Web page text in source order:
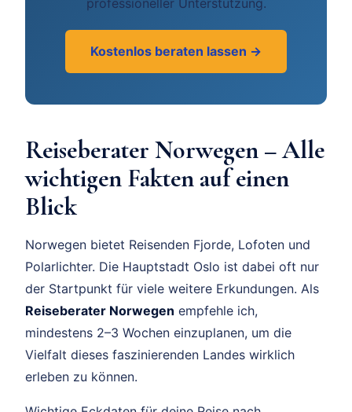
Kostenlos beraten lassen →
Reiseberater Norwegen – Alle
wichtigen Fakten auf einen
Blick
Norwegen bietet Reisenden Fjorde, Lofoten und
Polarlichter. Die Hauptstadt Oslo ist dabei oft nur
der Startpunkt für viele weitere Erkundungen. Als
Reiseberater Norwegen empfehle ich,
mindestens 2–3 Wochen einzuplanen, um die
Vielfalt dieses faszinierenden Landes wirklich
erleben zu können.